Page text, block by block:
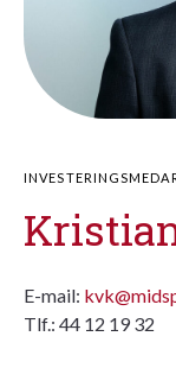
E-mail:
Tlf.: 44 12 19 32